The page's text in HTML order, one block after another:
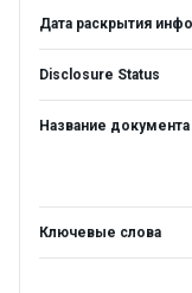
Дата раскрытия
Disclosure Status
Название документа
Ключевые слова